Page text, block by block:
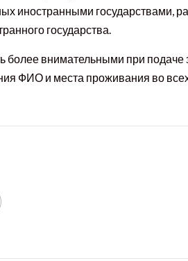
иностранными государствами,
государства.
внимательными при подаче
ФИО и места проживания во